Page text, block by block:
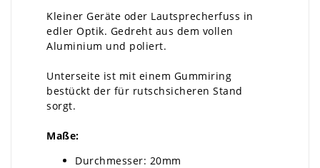
Kleiner Geräte oder Lautsprecherfuss in
edler Optik. Gedreht aus dem vollen
Aluminium und poliert.
Unterseite ist mit einem Gummiring
bestückt der für rutschsicheren Stand
sorgt.
Maße:
Durchmesser: 20mm